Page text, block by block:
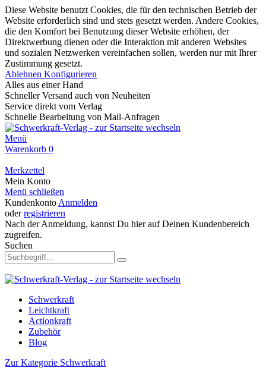
Diese Website benutzt Cookies, die für den technischen Betrieb der
Website erforderlich sind und stets gesetzt werden. Andere Cookies,
die den Komfort bei Benutzung dieser Website erhöhen, der
Direktwerbung dienen oder die Interaktion mit anderen Websites
und sozialen Netzwerken vereinfachen sollen, werden nur mit Ihrer
Zustimmung gesetzt.
Ablehnen Konfigurieren
Alles aus einer Hand
Schneller Versand auch von Neuheiten
Service direkt vom Verlag
Schnelle Bearbeitung von Mail-Anfragen
Menü
Warenkorb 0
Merkzettel
Mein Konto
Menü schließen
Kundenkonto Anmelden
oderregistrieren
Nach der Anmeldung, kannst Du hier auf Deinen Kundenbereich
zugreifen.
Suchen
Schwerkraft
Leichtkraft
Actionkraft
Zubehör
Blog
Zur Kategorie Schwerkraft